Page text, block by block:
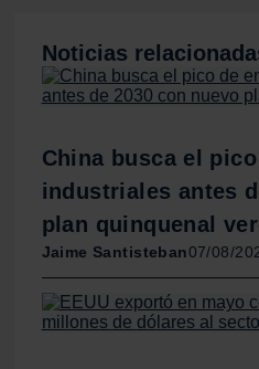
información sobre el uso que
nuestros partners de redes
web, quienes pueden
partir del uso que haya
Noticias
China busca el
industriales antes
plan quinquenal
Jaime Santisteban07/08/